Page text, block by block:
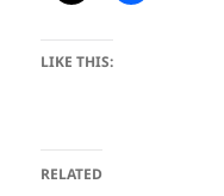
LIKE THIS:
RELATED